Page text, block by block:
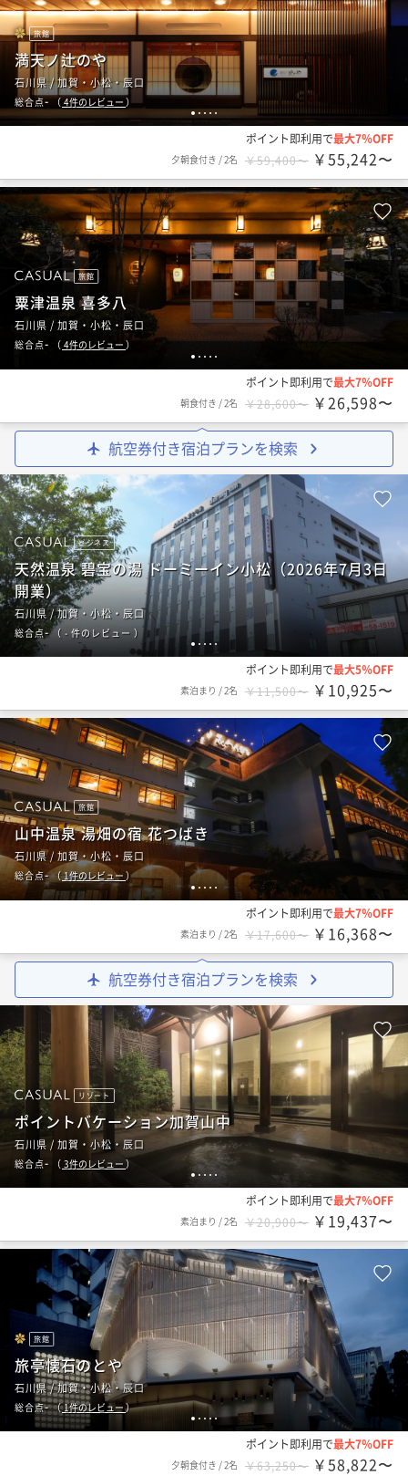
12345
旅館
満天ノ辻のや
石川県 / 加賀・小松・辰口
総合点-（ 4件のレビュー ）
ポイント即利用で最大7％OFF
夕朝食付き /2名 ￥59,400〜 ￥55,242〜
1 2 3 4 5
旅館
粟津温泉 喜多八
石川県 / 加賀・小松・辰口
総合点- （ 4件のレビュー ）
ポイント即利用で最大7％OFF
朝食付き /2名 ￥28,600〜 ￥26,598〜
航空券付き宿泊プランを検索
1 2 3 45
ビジネス
天然温泉 碧宝の湯 ドーミーイン小松（2026年7月3日
開業）
石川県 / 加賀・小松・辰口
総合点-（ - 件のレビュー ）
ポイント即利用で最大5％OFF
素泊まり /2名 ￥11,500〜 ￥10,925〜
1 2 3 4 5
旅館
山中温泉 湯畑の宿 花つばき
石川県 / 加賀・小松・辰口
総合点-（1件のレビュー）
ポイント即利用で最大7％OFF
素泊まり /2名 ￥17,600〜 ￥16,368〜
航空券付き宿泊プランを検索
1 2 3 4 5
リゾート
ポイントバケーション加賀山中
石川県 / 加賀・小松・辰口
総合点- （ 3件のレビュー ）
ポイント即利用で最大7％OFF
素泊まり /2名 ￥20,900〜 ￥19,437〜
1 2 3 45
旅館
旅亭懐石のとや
石川県 / 加賀・小松・辰口
総合点-（ 1件のレビュー）
ポイント即利用で最大7％OFF
夕朝食付き /2名 ￥63,250〜 ￥58,822〜